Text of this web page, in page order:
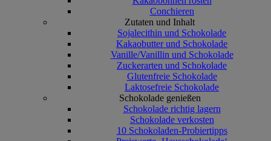
Conchieren
Zutaten und Inhalt
Sojalecithin und Schokolade
Kakaobutter und Schokolade
Vanille/Vanillin und Schokolade
Zuckerarten und Schokolade
Glutenfreie Schokolade
Laktosefreie Schokolade
Schokolade genießen
Schokolade richtig lagern
Schokolade verkosten
10 Schokoladen-Probiertipps